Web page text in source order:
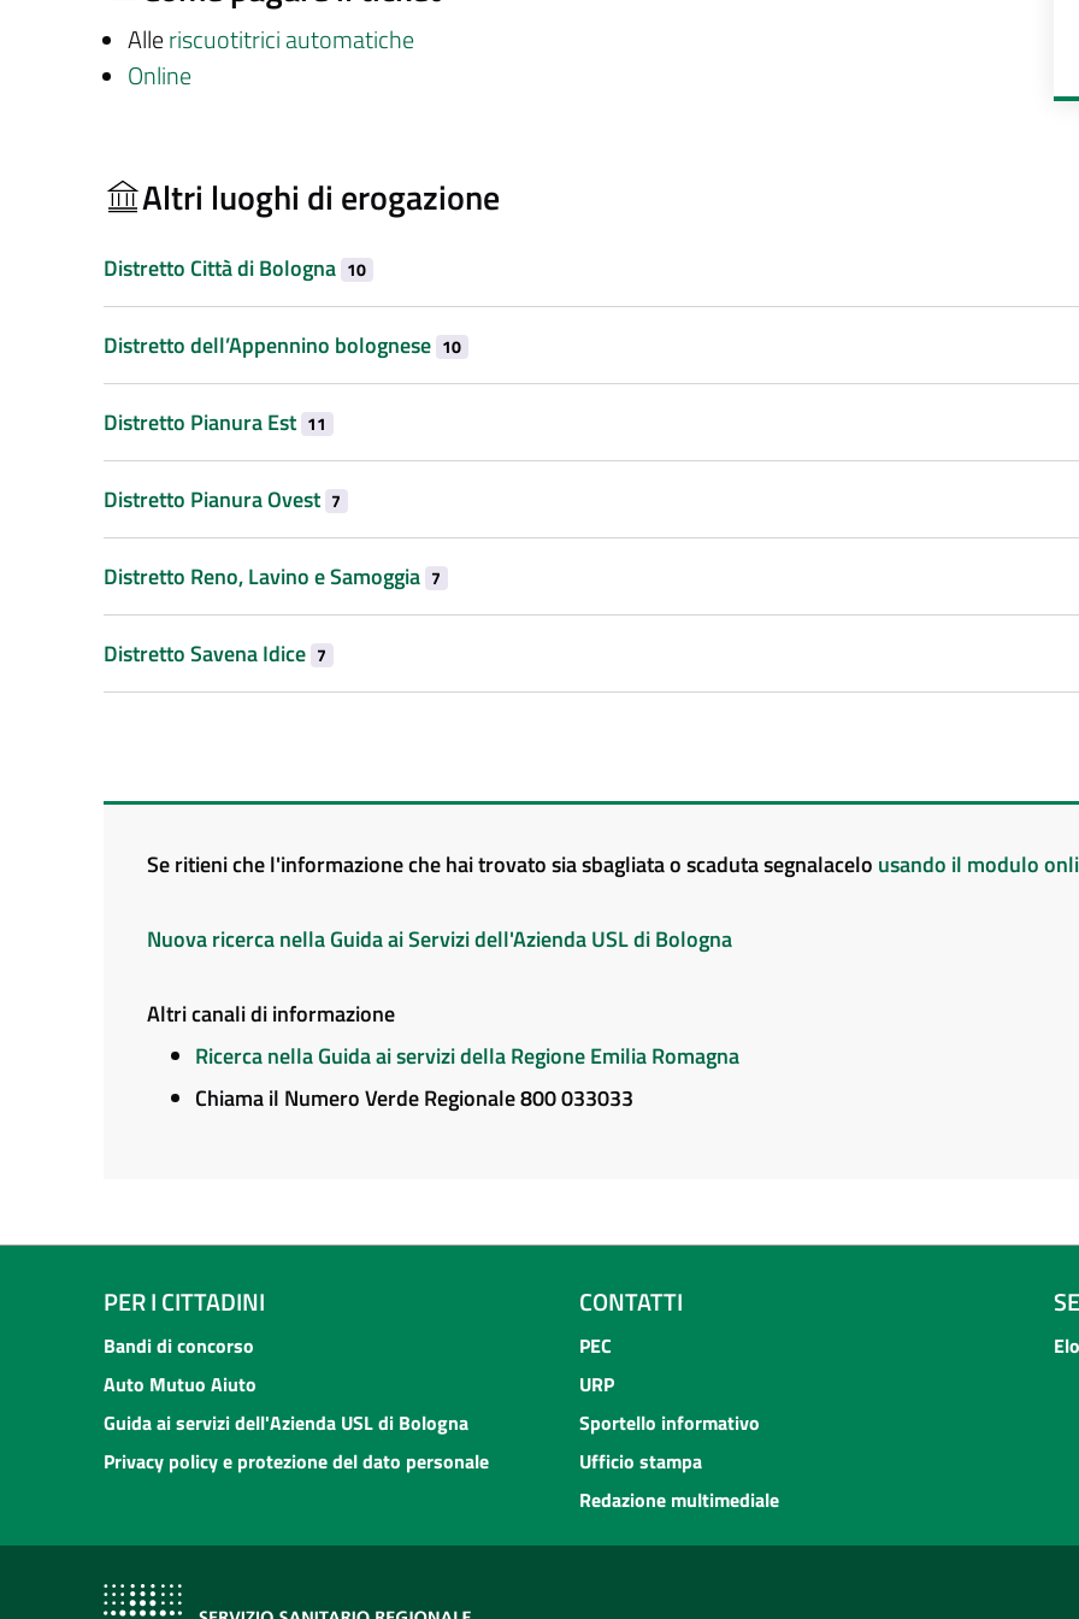
Alleriscuotitrici automatiche
Online
Altri luoghi di erogazione
Distretto Città di Bologna 10
Distretto dell’Appennino bolognese 10
Distretto Pianura Est 11
Distretto Pianura Ovest 7
Distretto Reno, Lavino e Samoggia 7
Distretto Savena Idice 7
Se ritieni che l'informazione che hai trovato sia sbagliata o scaduta segnalacelo usando il modulo
Nuova ricerca nella Guida ai Servizi dell'Azienda USL di Bologna
Altri canali di informazione
Ricerca nella Guida ai servizi della Regione Emilia Romagna
Chiama il Numero Verde Regionale 800 033033
PER I CITTADINI
Bandi di concorso
Auto Mutuo Aiuto
Guida ai servizi dell'Azienda USL di Bologna
Privacy policy e protezione del dato personale
CONTATTI
PEC
URP
Sportello informativo
Ufficio stampa
Redazione multimediale